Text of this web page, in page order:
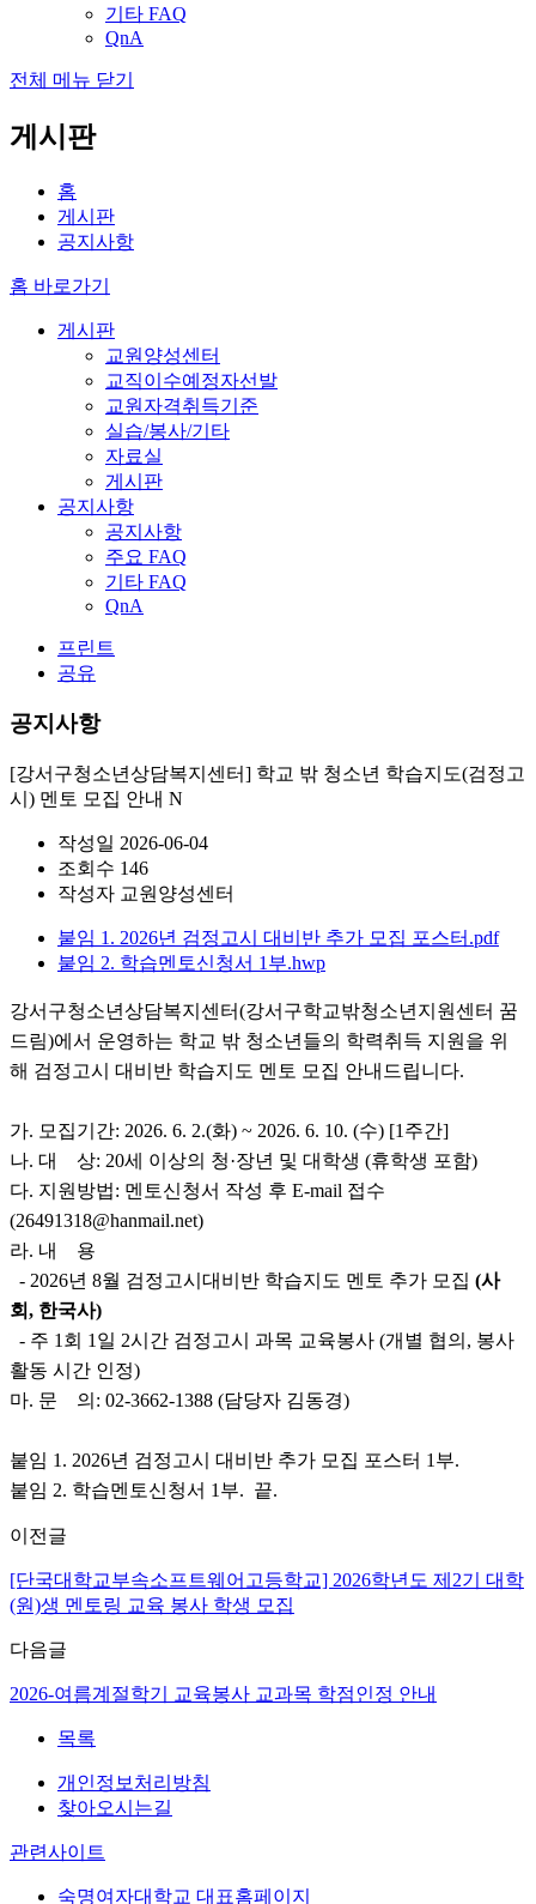
기타 FAQ
QnA
전체 메뉴 닫기
게시판
홈
게시판
공지사항
홈 바로가기
게시판
교원양성센터
교직이수예정자선발
교원자격취득기준
실습/봉사/기타
자료실
게시판
공지사항
공지사항
주요 FAQ
기타 FAQ
QnA
프린트
공유
공지사항
[강서구청소년상담복지센터] 학교 밖 청소년 학습지도(검정고
시) 멘토 모집 안내 N
작성일 2026-06-04
조회수 146
작성자 교원양성센터
붙임 1. 2026년 검정고시 대비반 추가 모집 포스터.pdf
붙임 2. 학습멘토신청서 1부.hwp
강서구청소년상담복지센터(강서구학교밖청소년지원센터 꿈
드림)에서 운영하는 학교 밖 청소년들의 학력취득 지원을 위
해 검정고시 대비반 학습지도 멘토 모집 안내드립니다.
가. 모집기간: 2026. 6. 2.(화) ~ 2026. 6. 10. (수) [1주간]
나. 대 상: 20세 이상의 청·장년 및 대학생 (휴학생 포함)
다. 지원방법: 멘토신청서 작성 후 E-mail 접수
(26491318@hanmail.net)
라. 내 용
- 2026년 8월 검정고시대비반 학습지도 멘토 추가 모집 (사
회, 한국사)
- 주 1회 1일 2시간 검정고시 과목 교육봉사 (개별 협의, 봉사
활동 시간 인정)
마. 문 의: 02-3662-1388 (담당자 김동경)
붙임 1. 2026년 검정고시 대비반 추가 모집 포스터 1부.
붙임 2. 학습멘토신청서 1부. 끝.
이전글
[단국대학교부속소프트웨어고등학교] 2026학년도 제2기 대학
(원)생 멘토링 교육 봉사 학생 모집
다음글
2026-여름계절학기 교육봉사 교과목 학점인정 안내
목록
개인정보처리방침
찾아오시는길
관련사이트
숙명여자대학교 대표홈페이지